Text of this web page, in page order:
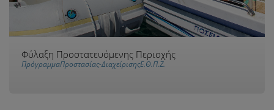
Φύλαξη Προστατευόμενης Περιοχής
ΠρόγραμμαΠροστασίας-ΔιαχείρισηςΕ.Θ.Π.Ζ.